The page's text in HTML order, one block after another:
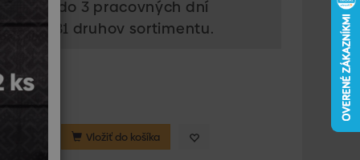
doma do 3 pracovných dní
5.881 druhov sortimentu.
ks
Vložiť do košíka